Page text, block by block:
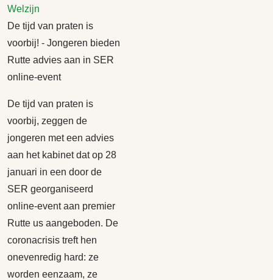
Welzijn
De tijd van praten is
voorbij! - Jongeren bieden
Rutte advies aan in SER
online-event
De tijd van praten is
voorbij, zeggen de
jongeren met een advies
aan het kabinet dat op 28
januari in een door de
SER georganiseerd
online-event aan premier
Rutte us aangeboden. De
coronacrisis treft hen
onevenredig hard: ze
worden eenzaam, ze